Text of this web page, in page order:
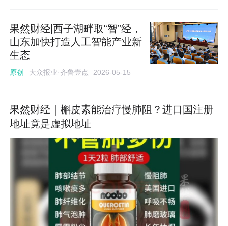
果然财经|西子湖畔取“智”经，
山东加快打造人工智能产业新
生态
原创 大众报业·齐鲁壹点 2026-05-15
果然财经｜槲皮素能治疗慢肺阻？进口国注册
地址竟是虚拟地址